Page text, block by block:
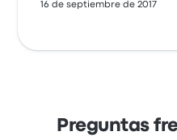
16 de septiembre de 2017
Preguntas